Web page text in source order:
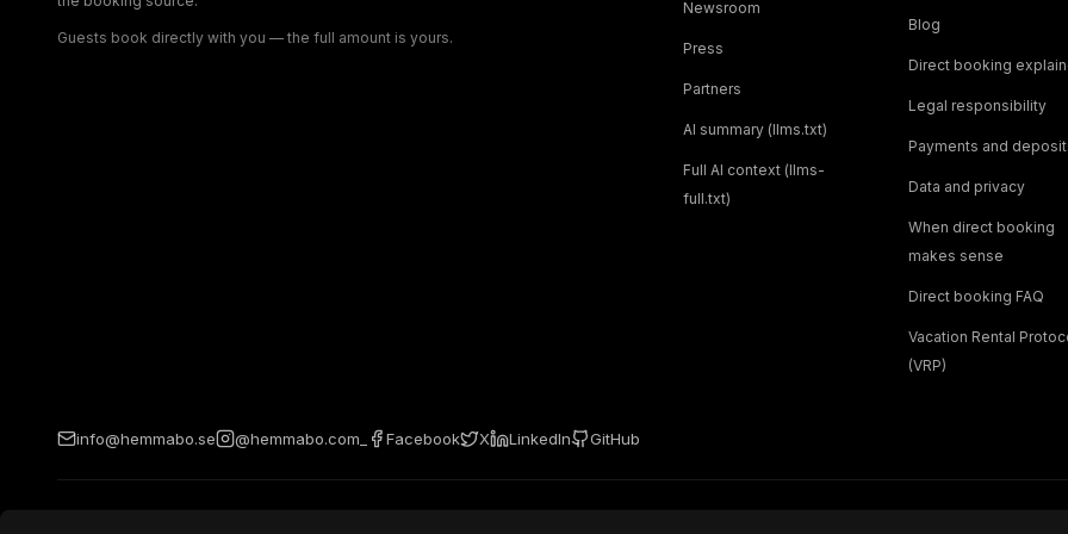
Guests book directly with you — the full amount is yours.
Newsroom
Press
Partners
AI summary (llms.txt)
Full AI context (llms-
full.txt)
Blog
Direct booking
Legal responsibility
Payments and
Data and privacy
When direct booking
makes sense
Direct booking FAQ
Vacation Rental
(VRP)
info@hemmabo.se @hemmabo.com_ Facebook X LinkedIn GitHub